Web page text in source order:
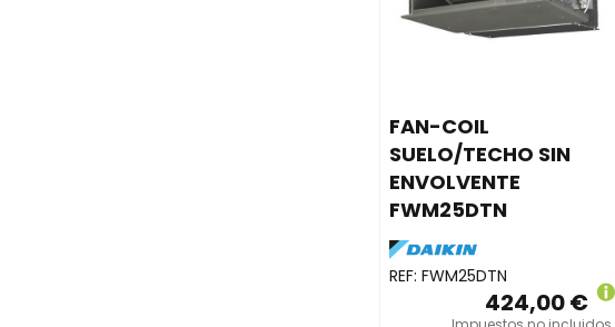
FAN-COIL
SUELO/TECHO SIN
ENVOLVENTE
FWM25DTN
REF: FWM25DTN
424,00 €